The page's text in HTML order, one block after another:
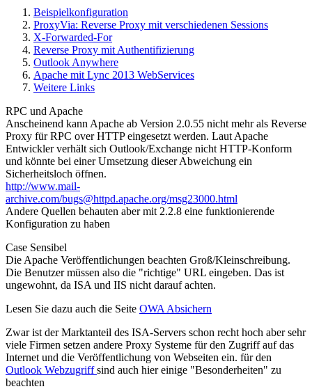
Beispielkonfiguration
ProxyVia: Reverse Proxy mit verschiedenen Sessions
X-Forwarded-For
Reverse Proxy mit Authentifizierung
Outlook Anywhere
Apache mit Lync 2013 WebServices
Weitere Links
RPC und Apache
Anscheinend kann Apache ab Version 2.0.55 nicht mehr als Reverse
Proxy für RPC over HTTP eingesetzt werden. Laut Apache
Entwickler verhält sich Outlook/Exchange nicht HTTP-Konform
und könnte bei einer Umsetzung dieser Abweichung ein
Sicherheitsloch öffnen.
http://www.mail-
archive.com/bugs@httpd.apache.org/msg23000.html
Andere Quellen behauten aber mit 2.2.8 eine funktionierende
Konfiguration zu haben
Case Sensibel
Die Apache Veröffentlichungen beachten Groß/Kleinschreibung.
Die Benutzer müssen also die "richtige" URL eingeben. Das ist
ungewohnt, da ISA und IIS nicht darauf achten.
Lesen Sie dazu auch die Seite OWA Absichern
Zwar ist der Marktanteil des ISA-Servers schon recht hoch aber sehr
viele Firmen setzen andere Proxy Systeme für den Zugriff auf das
Internet und die Veröffentlichung von Webseiten ein. für den
Outlook Webzugriffsind auch hier einige "Besonderheiten" zu
beachten